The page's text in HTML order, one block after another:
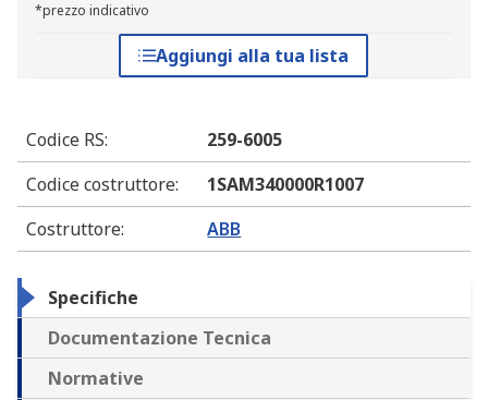
*prezzo indicativo
Aggiungi alla tua lista
Codice RS:
259-6005
Codice costruttore:
1SAM340000R1007
Costruttore: ABB
Specifiche
Documentazione Tecnica
Normative